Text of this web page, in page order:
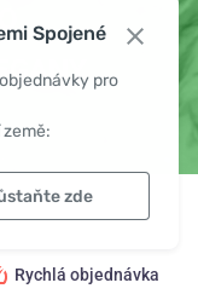
Spojené
pro
zde
vegany
Rychlá objednávka